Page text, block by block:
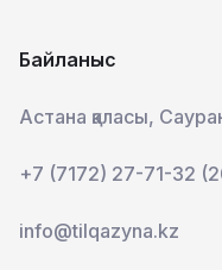
Байланыс
Астана қаласы,
+7 (7172) 27-71-32
info@tilqazyna.kz